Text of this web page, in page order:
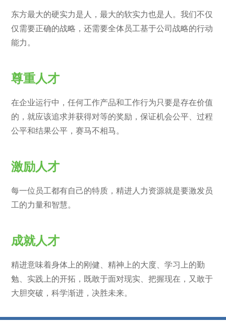
东方最大的硬实力是人，最大的软实力也是人。我们不仅
仅需要正确的战略，还需要全体员工基于公司战略的行动
能力。
尊重人才
在企业运行中，任何工作产品和工作行为只要是存在价值
的，就应该追求并获得对等的奖励，保证机会公平、过程
公平和结果公平，赛马不相马。
激励人才
每一位员工都有自己的特质，精进人力资源就是要激发员
工的力量和智慧。
成就人才
精进意味着身体上的刚健、精神上的大度、学习上的勤
勉、实践上的开拓，既敢于面对现实、把握现在，又敢于
大胆突破，科学渐进，决胜未来。